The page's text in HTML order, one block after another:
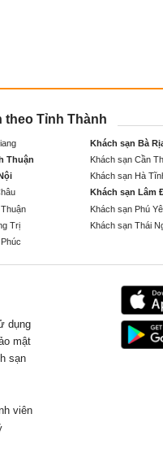
theo Tỉnh Thành
Khách sạn Bà
Thuận
Khách sạn Cần
Khách sạn Hà
Khách sạn Lâm
Khách sạn Phú
Trị
Khách sạn Thái
dụng
mật
sạn
viên